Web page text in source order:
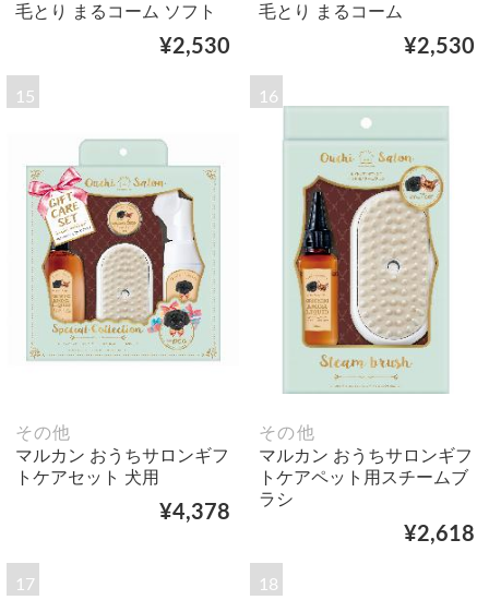
毛とり まるコーム ソフト
¥2,530
毛とり まるコーム
¥2,530
15
その他
マルカン おうちサロンギフ
トケアセット 犬用
¥4,378
16
その他
マルカン おうちサロンギフ
トケアペット用スチームブ
ラシ
¥2,618
17 18